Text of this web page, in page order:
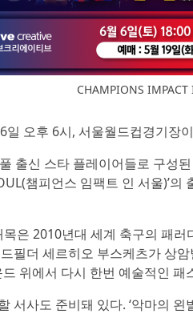
CHAMPIONS
일 오후 6시, 서울월드컵경기장
출신 스타 플레이어들로 구성된
챔피언스 임팩트 인 서울)’
은 2010년대 세계 축구의 패
필더 세르히오 부스케츠가 상
위에서 다시 한번 예술적인
서사도 준비돼 있다. ‘악마의